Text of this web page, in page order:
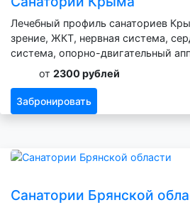
Лечебный профиль санаториев
зрение, ЖКТ, нервная система,
система, опорно-двигательный
от 2300 рублей
Забронировать
Санатории Брянской